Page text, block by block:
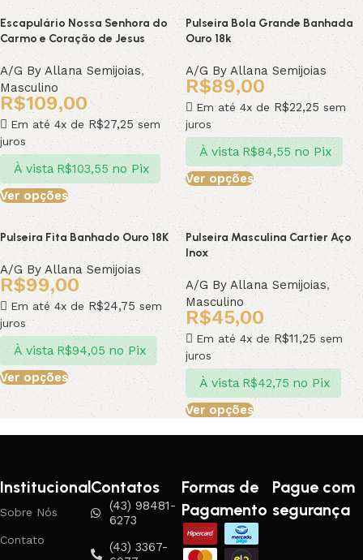
Escapulário Nossa Senhora do
Carmo e Coração de Jesus
A/G By Allana Semijoias,
Masculino
R$109,00
Em até 4x deR$27,25sem
juros
À vista R$103,55 no Pix
Ver opções
Pulseira Bola Grande Banhada
Ouro 18k
A/G By Allana Semijoias
R$89,00
Em até 4x deR$22,25sem
juros
À vista R$84,55 no Pix
Ver opções
Pulseira Fita Banhado Ouro 18K
A/G By Allana Semijoias
R$99,00
Em até 4x de R$24,75 sem
juros
À vista R$94,05 no Pix
Ver opções
Pulseira Masculina Cartier Aço
Inox
A/G By Allana Semijoias,
Masculino
R$45,00
Em até 4x de R$11,25 sem
juros
À vista R$42,75 no Pix
Ver opções
Institucional
Sobre Nós
Contato
Contatos
(43) 98481-
6273
(43) 3367-
Formas de
Pagamento
Pague com
segurança